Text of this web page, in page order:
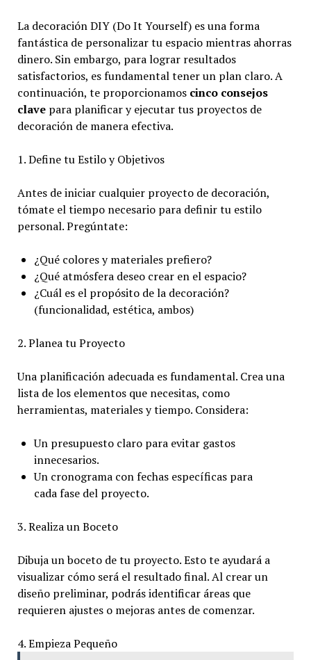
La decoración DIY (Do It Yourself) es una forma
fantástica de personalizar tu espacio mientras ahorras
dinero. Sin embargo, para lograr resultados
satisfactorios, es fundamental tener un plan claro. A
continuación, te proporcionamos cinco consejos
clavepara planificar y ejecutar tus proyectos de
decoración de manera efectiva.
1. Define tu Estilo y Objetivos
Antes de iniciar cualquier proyecto de decoración,
tómate el tiempo necesario para definir tu estilo
personal. Pregúntate:
¿Qué colores y materiales prefiero?
¿Qué atmósfera deseo crear en el espacio?
¿Cuál es el propósito de la decoración?
(funcionalidad, estética, ambos)
2. Planea tu Proyecto
Una planificación adecuada es fundamental. Crea una
lista de los elementos que necesitas, como
herramientas, materiales y tiempo. Considera:
Un presupuesto claro para evitar gastos
innecesarios.
Un cronograma con fechas específicas para
cada fase del proyecto.
3. Realiza un Boceto
Dibuja un boceto de tu proyecto. Esto te ayudará a
visualizar cómo será el resultado final. Al crear un
diseño preliminar, podrás identificar áreas que
requieren ajustes o mejoras antes de comenzar.
4. Empieza Pequeño